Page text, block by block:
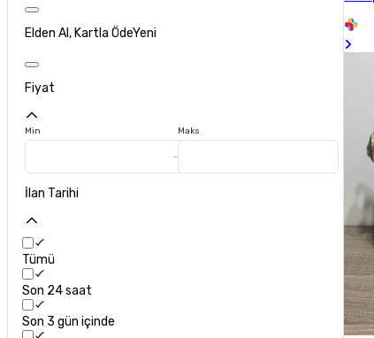
Elden Al, Kartla ÖdeYeni
Fiyat
Min Maks
İlan Tarihi
Tümü
Son 24 saat
Son 3 gün içinde